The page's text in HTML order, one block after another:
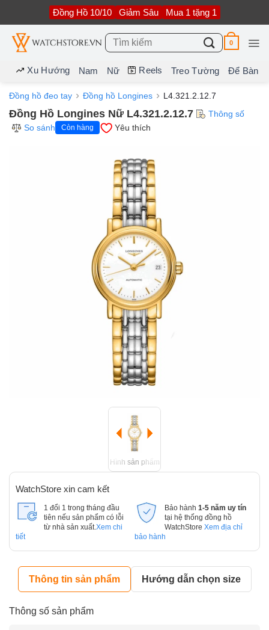
nội
dung
Đồng Hồ 10/10 Giảm Sâu Mua 1 tặng 1
Tìm
kiếm:
0
Xu Hướng Nam Nữ Reels Treo Tường Để Bàn
Đồng hồ đeo tay Đồng hồ Longines L4.321.2.12.7
Đồng Hồ Longines Nữ L4.321.2.12.7
Thông số
So sánh
Còn hàng Yêu thích
Hình sản phẩm
WatchStore xin cam kết
1 đổi 1 trong tháng đầu
tiên nếu sản phẩm có lỗi
từ nhà sản xuất. Xem chi
tiết
Bảo hành 1-5 năm uy tín
tại hệ thống đồng hồ
WatchStore Xem địa chỉ
bảo hành
Thông tin sản phẩm Hướng dẫn chọn size
Thông số sản phẩm